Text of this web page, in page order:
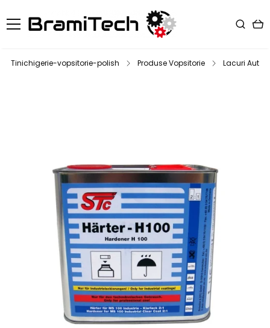
Tinichigerie-vopsitorie-polish Produse Vopsitorie Lacuri Auto